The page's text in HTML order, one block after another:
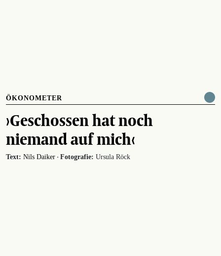
ÖKONOMETER
›Geschossen hat noch
niemand auf mich‹
Text: Nils Daiker · Fotografie: Ursula Röck